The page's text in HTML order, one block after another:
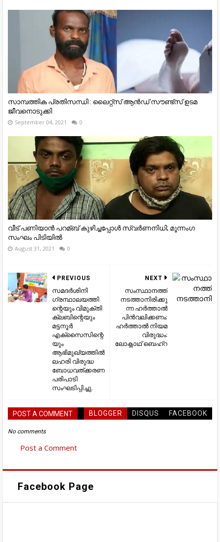
സാമ്പത്തിക പ്രതിസന്ധി : ലൈറ്റ്‌സ് ആൻഡ് സൗണ്ട്‌സ് ഉടമ
ജീവനൊടുക്കി
September 04, 2021 0
വീട് പണിയാന്‍ പറമ്ബ് കുഴിച്ചപ്പോള്‍ സ്വര്‍ണനിധി; മൂന്നംഗ
സംഘം പിടിയില്‍
August 31, 2021 0
NEXT
സംസ്ഥാനത്ത്
നടത്താനിരിക്കു
ന്ന ഹർത്താൽ
പിൻവലിക്കണം:
ഹർത്താൽ നിയമ
വിരുദ്ധം:
ലോക്നാഥ് ബെഹ്റ
PREVIOUS
സമദർശിനി
ഗ്രന്ഥാലയത്തി
ന്റെയും വിമുക്തി
ക്ലബിന്റെയും
മട്ടനൂർ
എക്സൈസിന്റെ
യും
ആഭിമുഖ്യത്തിൽ
ലഹരി വിരുദ്ധ
ബോധവത്ക്കരണ
പരിപാടി
സംഘടിപ്പിച്ചു.
POST A COMMENT BLOGGER DISQUS FACEBOOK
No comments
Post a Comment
Facebook Page